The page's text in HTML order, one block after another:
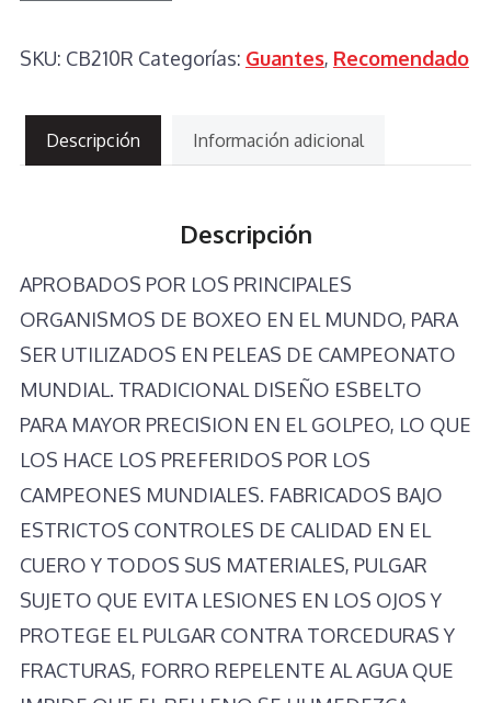
PIEL
RES
C/PULGAR
cantidad
SKU: CB210R Categorías: Guantes, Recomendado
Descripción Información adicional
Descripción
APROBADOS POR LOS PRINCIPALES
ORGANISMOS DE BOXEO EN EL MUNDO, PARA
SER UTILIZADOS EN PELEAS DE CAMPEONATO
MUNDIAL. TRADICIONAL DISEÑO ESBELTO
PARA MAYOR PRECISION EN EL GOLPEO, LO QUE
LOS HACE LOS PREFERIDOS POR LOS
CAMPEONES MUNDIALES. FABRICADOS BAJO
ESTRICTOS CONTROLES DE CALIDAD EN EL
CUERO Y TODOS SUS MATERIALES, PULGAR
SUJETO QUE EVITA LESIONES EN LOS OJOS Y
PROTEGE EL PULGAR CONTRA TORCEDURAS Y
FRACTURAS, FORRO REPELENTE AL AGUA QUE